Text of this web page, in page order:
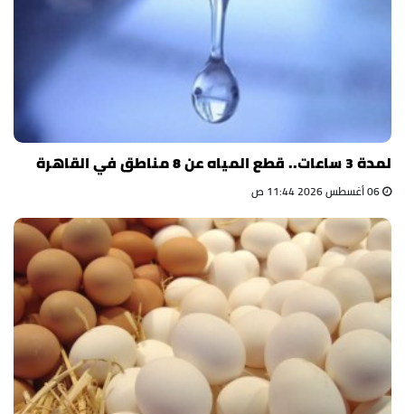
لمدة 3 ساعات.. قطع المياه عن 8 مناطق في القاهرة